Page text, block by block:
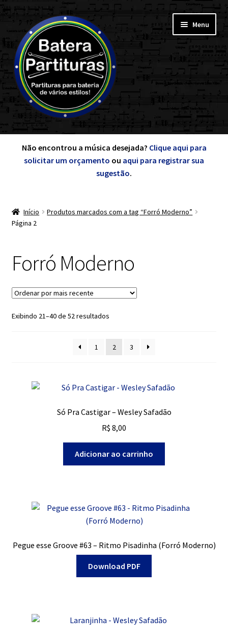
Pular
para
navegação
Pular
para
conteúdo
Menu
Minha Conta
de A a Z
Exercícios
Contato
Dúvidas
Não encontrou a música desejada? Clique aqui para
solicitar um orçamento ou aqui para registrar sua
sugestão.
Início
Produtos marcados com a tag “Forró Moderno”
Página 2
Forró Moderno
Exibindo 21–40 de 52 resultadosClassificado
mais
recente
1 2 3
Só Pra Castigar – Wesley Safadão
R$ 8,00
Adicionar ao carrinho
Pegue esse Groove #63 – Ritmo Pisadinha (Forró Moderno)
Download PDF